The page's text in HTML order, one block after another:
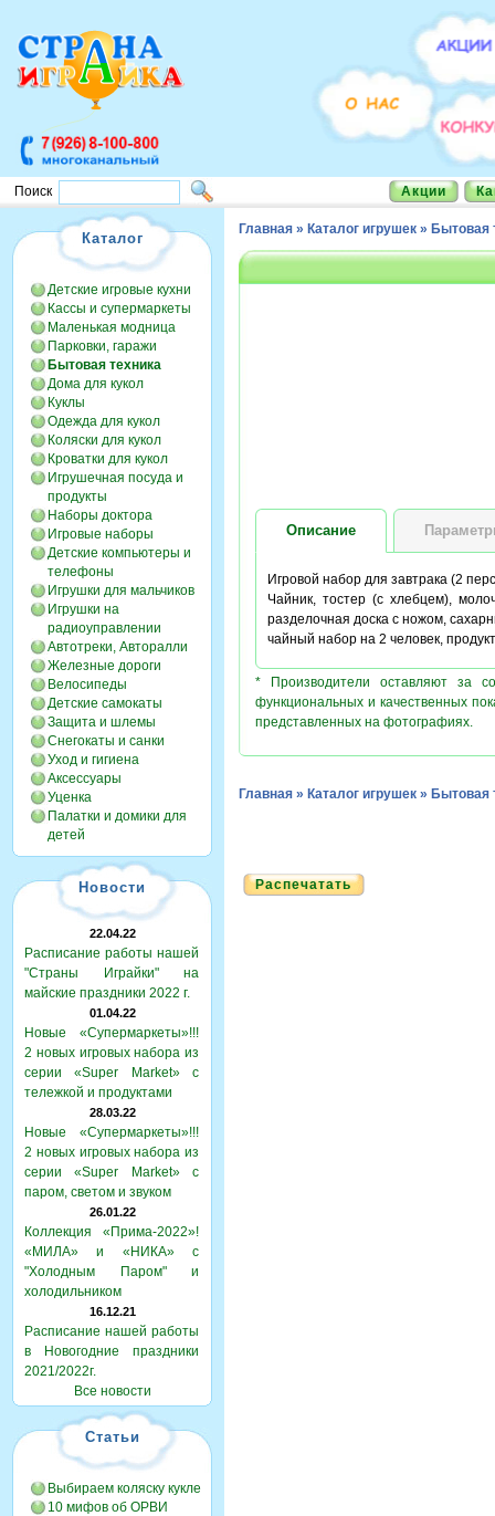
Поиск Акции
Каталог
Детские игровые кухни
Кассы и супермаркеты
Маленькая модница
Парковки, гаражи
Бытовая техника
Дома для кукол
Куклы
Одежда для кукол
Коляски для кукол
Кроватки для кукол
Игрушечная посуда и
продукты
Наборы доктора
Игровые наборы
Детские компьютеры и
телефоны
Игрушки для мальчиков
Игрушки на
радиоуправлении
Автотреки, Авторалли
Железные дороги
Велосипеды
Детские самокаты
Защита и шлемы
Снегокаты и санки
Уход и гигиена
Аксессуары
Уценка
Палатки и домики для
детей
Новости
22.04.22
Расписание работы нашей
"Страны Играйки" на
майские праздники 2022 г.
01.04.22
Новые «Супермаркеты»!!!
2 новых игровых набора из
серии «Super Market» с
тележкой и продуктами
28.03.22
Новые «Супермаркеты»!!!
2 новых игровых набора из
серии «Super Market» с
паром, светом и звуком
26.01.22
Коллекция «Прима-2022»!
«МИЛА» и «НИКА» с
"Холодным Паром" и
холодильником
16.12.21
Расписание нашей работы
в Новогодние праздники
2021/2022г.
Все новости
Статьи
Выбираем коляску кукле
10 мифов об ОРВИ
Главная » Каталог игрушек » Бытовая
Описание
Игровой набор для завтрака (2
Чайник, тостер (с хлебцем),
разделочная доска с ножом,
чайный набор на 2 человек,
* Производители оставляют за
функциональных и качественных
представленных на фотографиях.
Главная » Каталог игрушек » Бытовая
Распечатать